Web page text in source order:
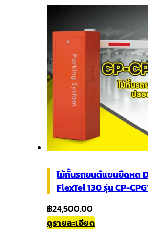
ไม้กั้นรถยนต์แขนยืดหด
FlexTel 130 รุ่น CP-
฿24,500.00
ดูรายละเอียด